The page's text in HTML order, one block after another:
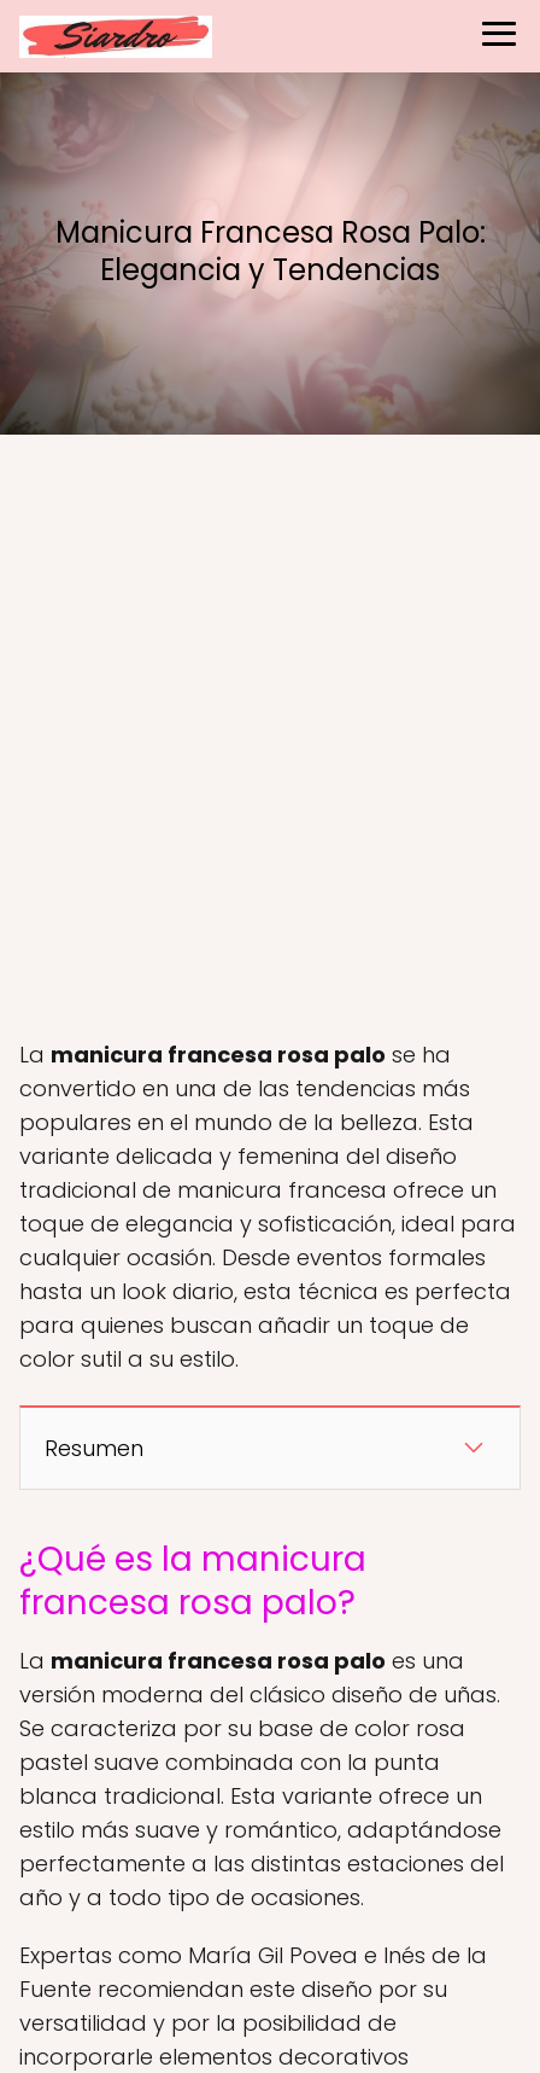
Manicura Francesa Rosa Palo:
Elegancia y Tendencias
La manicura francesa rosa palo se ha
convertido en una de las tendencias más
populares en el mundo de la belleza. Esta
variante delicada y femenina del diseño
tradicional de manicura francesa ofrece un
toque de elegancia y sofisticación, ideal para
cualquier ocasión. Desde eventos formales
hasta un look diario, esta técnica es perfecta
para quienes buscan añadir un toque de
color sutil a su estilo.
Resumen
¿Qué es la manicura
francesa rosa palo?
La manicura francesa rosa palo es una
versión moderna del clásico diseño de uñas.
Se caracteriza por su base de color rosa
pastel suave combinada con la punta
blanca tradicional. Esta variante ofrece un
estilo más suave y romántico, adaptándose
perfectamente a las distintas estaciones del
año y a todo tipo de ocasiones.
Expertas como María Gil Povea e Inés de la
Fuente recomiendan este diseño por su
versatilidad y por la posibilidad de
incorporarle elementos decorativos